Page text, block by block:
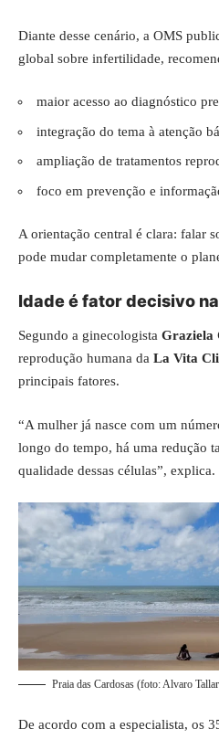
Diante desse cenário, a OMS
global sobre infertilidade,
maior acesso ao diagnóstico
integração do tema à atenção
ampliação de tratamentos
foco em prevenção e
A orientação central é clara: falar
pode mudar completamente o
Idade é fator decisivo
Segundo a ginecologista Graziela
reprodução humana da La Vita
principais fatores.
“A mulher já nasce com um
longo do tempo, há uma redução
qualidade dessas células”, explica.
Praia das Cardosas (foto: Alvaro
De acordo com a especialista, os